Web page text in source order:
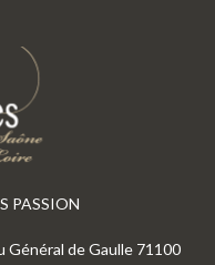
PASSION
Général de Gaulle 71100